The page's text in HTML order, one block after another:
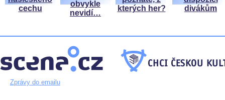
Zprávy do emailu